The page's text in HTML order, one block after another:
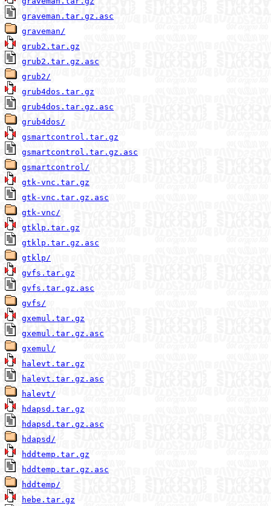
graveman.tar.gz.asc
graveman/
grub2.tar.gz
grub2.tar.gz.asc
grub2/
grub4dos.tar.gz
grub4dos.tar.gz.asc
grub4dos/
gsmartcontrol.tar.gz
gsmartcontrol.tar.gz.asc
gsmartcontrol/
gtk-vnc.tar.gz
gtk-vnc.tar.gz.asc
gtk-vnc/
gtklp.tar.gz
gtklp.tar.gz.asc
gtklp/
gvfs.tar.gz
gvfs.tar.gz.asc
gvfs/
gxemul.tar.gz
gxemul.tar.gz.asc
gxemul/
halevt.tar.gz
halevt.tar.gz.asc
halevt/
hdapsd.tar.gz
hdapsd.tar.gz.asc
hdapsd/
hddtemp.tar.gz
hddtemp.tar.gz.asc
hddtemp/
hebe.tar.gz